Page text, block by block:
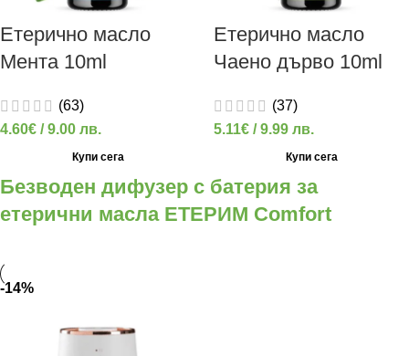
Етерично масло
Мента 10ml
(63)
4.60€ / 9.00 лв.
Купи сега
Етерично масло
Чаено дърво 10ml
(37)
5.11€ / 9.99 лв.
Купи сега
Безводен дифузер с батерия за
етерични масла ЕТЕРИМ Comfort
-14%